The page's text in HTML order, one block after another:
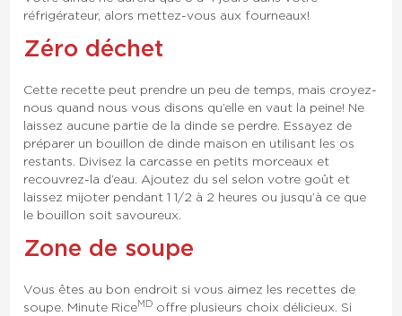
réfrigérateur, alors mettez-vous aux fourneaux!
Zéro déchet
Cette recette peut prendre un peu de temps, mais croyez-
nous quand nous vous disons qu’elle en vaut la peine! Ne
laissez aucune partie de la dinde se perdre. Essayez de
préparer un bouillon de dinde maison en utilisant les os
restants. Divisez la carcasse en petits morceaux et
recouvrez-la d’eau. Ajoutez du sel selon votre goût et
laissez mijoter pendant 1 1/2 à 2 heures ou jusqu’à ce que
le bouillon soit savoureux.
Zone de soupe
Vous êtes au bon endroit si vous aimez les recettes de
soupe. Minute RiceMD offre plusieurs choix délicieux. Si